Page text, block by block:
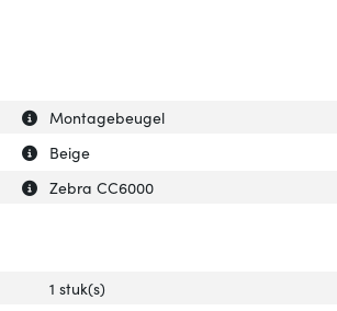
Uitleg over 'Soort'
Verberg uitleg over 'Soort'
Montagebeugel
Uitleg over 'Kleur van het product'
Verberg uitleg over 'Kleur van het product'
Beige
Uitleg over 'Compatibiliteit'
Verberg uitleg over 'Compatibiliteit'
Zebra CC6000
1 stuk(s)